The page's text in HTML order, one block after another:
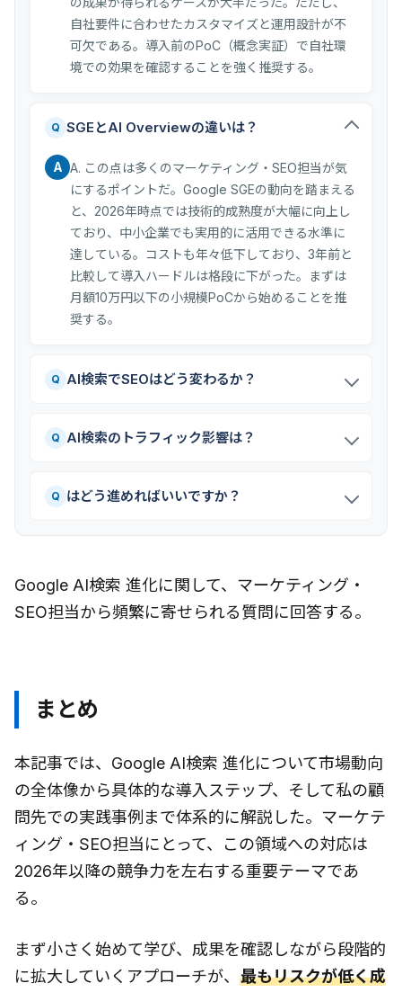
自社要件に合わせたカスタマイズと運用設計が不
可欠である。導入前のPoC（概念実証）で自社環
境での効果を確認することを強く推奨する。
Q SGEとAI Overviewの違いは？
A A. この点は多くのマーケティング・SEO担当が気
にするポイントだ。Google SGEの動向を踏まえる
と、2026年時点では技術的成熟度が大幅に向上し
ており、中小企業でも実用的に活用できる水準に
達している。コストも年々低下しており、3年前と
比較して導入ハードルは格段に下がった。まずは
月額10万円以下の小規模PoCから始めることを推
奨する。
Q AI検索でSEOはどう変わるか？
Q AI検索のトラフィック影響は？
Q はどう進めればいいですか？
Google AI検索 進化に関して、マーケティング・
SEO担当から頻繁に寄せられる質問に回答する。
まとめ
本記事では、Google AI検索 進化について市場動向
の全体像から具体的な導入ステップ、そして私の顧
問先での実践事例まで体系的に解説した。マーケテ
ィング・SEO担当にとって、この領域への対応は
2026年以降の競争力を左右する重要テーマであ
る。
まず小さく始めて学び、成果を確認しながら段階的
に拡大していくアプローチが、 最もリスクが低く成